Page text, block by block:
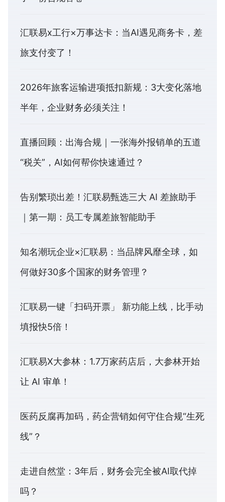
汇联易x工行×万事达卡：当AI遇见商务卡，差
旅支付变了！
2026年旅客运输进项抵扣新规：3大变化落地
半年，企业财务必须关注！
直播回顾：出海合规｜一张海外报销单的五道
“税关”，AI如何帮你快速通过？
告别繁琐出差！汇联易甄选三大 AI 差旅助手
｜第一期：员工专属差旅智能助手
知名潮玩企业×汇联易：当品牌风靡全球，如
何做好30多个国家的财务管理？
汇联易一键「扫码开票」 新功能上线，比手动
填报快5倍！
汇联易X大参林：1.7万家药店后，大参林开始
让 AI 审单！
医药反腐再加码，药企营销如何守住合规“生死
线”？
走进自然堂：3年后，财务会完全被AI取代掉
吗？